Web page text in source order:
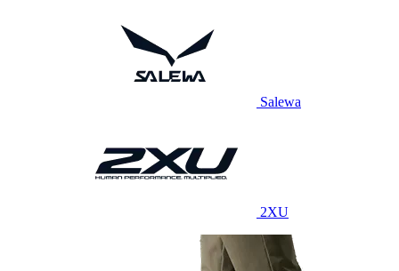
Salewa
2XU